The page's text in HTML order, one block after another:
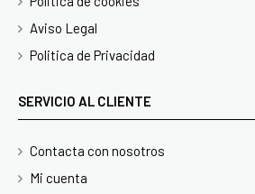
Aviso Legal
Politica de Privacidad
SERVICIO AL CLIENTE
Contacta con nosotros
Mi cuenta